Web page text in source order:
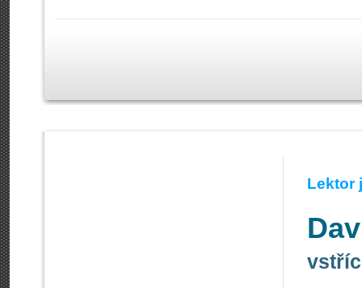
Lektor